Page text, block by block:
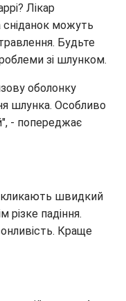
Лікар
сніданок можуть
Будьте
зі шлунком.
оболонку
шлунка. Особливо
- попереджає
швидкий
різке падіння.
Краще